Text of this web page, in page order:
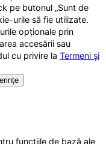
pe butonul „Sunt de
urile să fie utilizate.
opționale prin
accesării sau
cu privire la Termeni și
funcțiile de bază ale